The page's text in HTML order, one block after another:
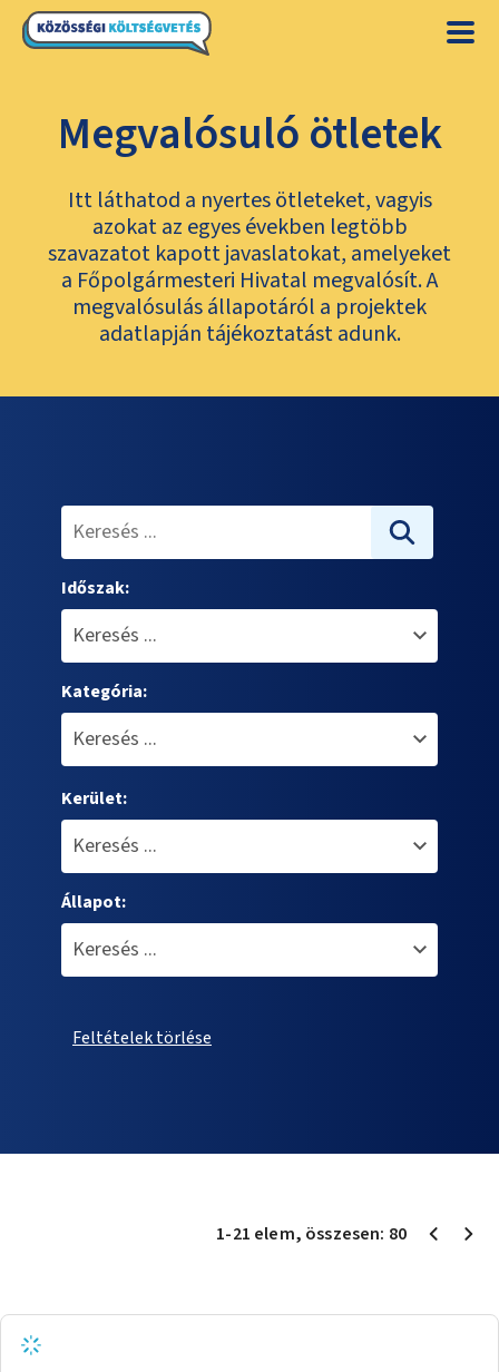
Megvalósuló ötletek
Itt láthatod a nyertes ötleteket, vagyis
azokat az egyes években legtöbb
szavazatot kapott javaslatokat, amelyeket
a Főpolgármesteri Hivatal megvalósít. A
megvalósulás állapotáról a projektek
adatlapján tájékoztatást adunk.
Időszak:
Kategória:
Kerület:
Állapot:
Feltételek törlése
1-21 elem, összesen: 80